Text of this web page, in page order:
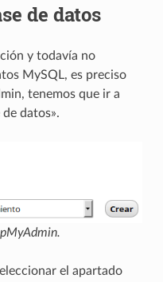
de datos
y todavía no
MySQL, es preciso
tenemos que ir a
de datos».
el apartado